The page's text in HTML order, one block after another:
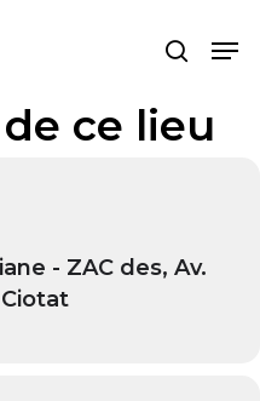
search
ce lieu
- ZAC des, Av.